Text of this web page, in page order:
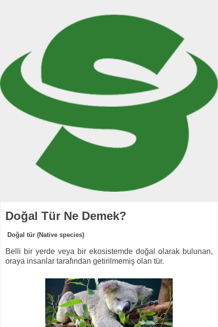
Doğal Tür Ne Demek?
Doğal tür (Native species)
Belli bir yerde veya bir ekosistemde doğal olarak bulunan,
oraya insanlar tarafından getirilmemiş olan tür.